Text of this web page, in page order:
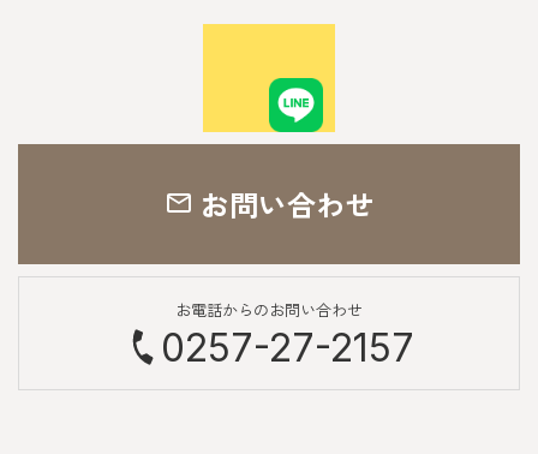
お問い合わせ
お電話からのお問い合わせ
0257-27-2157